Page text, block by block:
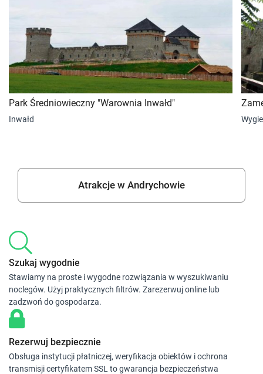
Park Średniowieczny "Warownia Inwałd"
Inwałd
Atrakcje w Andrychowie
Szukaj wygodnie
Stawiamy na proste i wygodne rozwiązania w wyszukiwaniu
noclegów. Użyj praktycznych filtrów. Zarezerwuj online lub
zadzwoń do gospodarza.
Rezerwuj bezpiecznie
Obsługa instytucji płatniczej, weryfikacja obiektów i ochrona
transmisji certyfikatem SSL to gwarancja bezpieczeństwa